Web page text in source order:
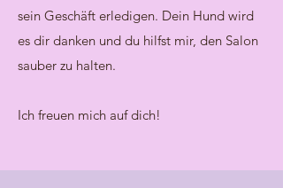
sein Geschäft erledigen. Dein Hund wird
es dir danken und du hilfst mir, den Salon
sauber zu halten.
Ich freuen mich auf dich!